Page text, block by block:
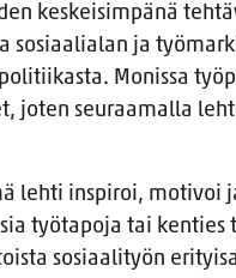
keskeisimpänä
sosiaalialan ja
Monissa
joten seuraamalla
lehti inspiroi, motivoi
työtapoja tai kenties
sosiaalityön